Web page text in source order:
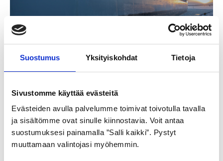
Suostumus Yksityiskohdat Tietoja
Sivustomme käyttää evästeitä
Evästeiden avulla palvelumme toimivat toivotulla tavalla
ja sisältömme ovat sinulle kiinnostavia. Voit antaa
suostumuksesi painamalla ”Salli kaikki”. Pystyt
muuttamaan valintojasi myöhemmin.
Vaasan sää